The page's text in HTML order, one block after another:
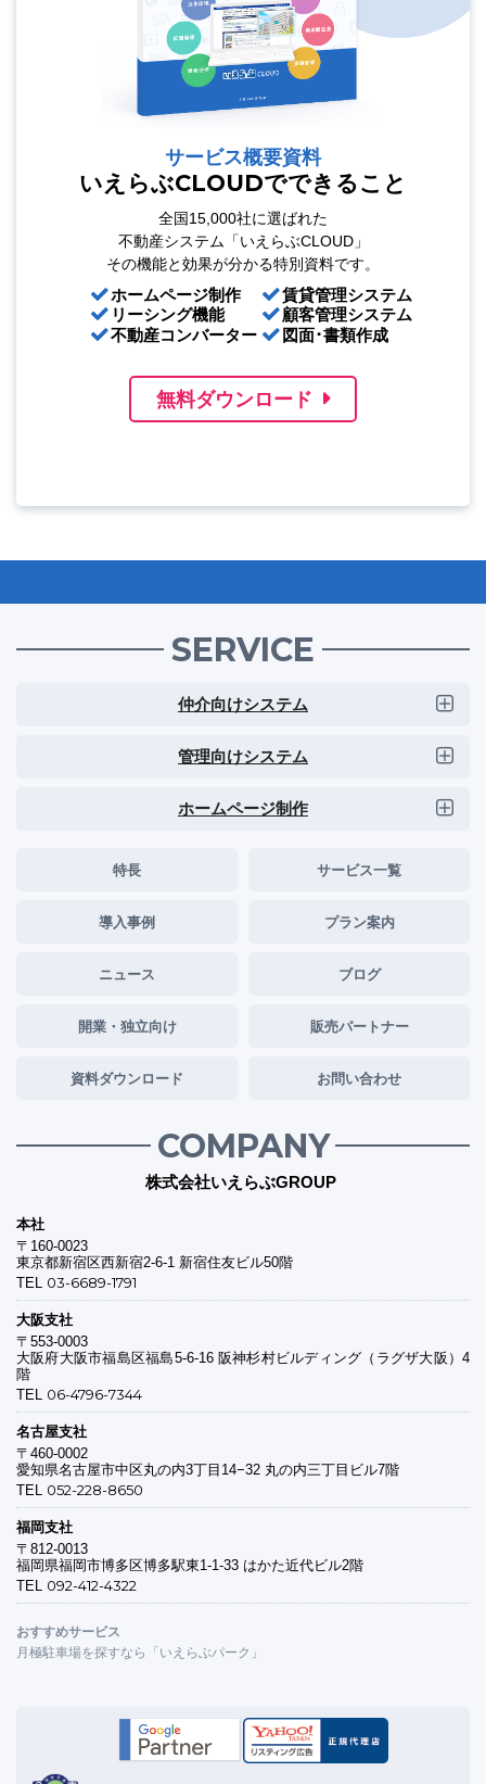
サービス概要資料
いえらぶCLOUDでできること
全国15,000社に選ばれた
不動産システム「いえらぶCLOUD」
その機能と効果が分かる特別資料です。
ホームページ制作
リーシング機能
不動産コンバーター
賃貸管理システム
顧客管理システム
図面･書類作成
無料ダウンロード
SERVICE
仲介向けシステム
管理向けシステム
ホームページ制作
特長 サービス一覧
導入事例 プラン案内
ニュース ブログ
開業・独立向け 販売パートナー
資料ダウンロード お問い合わせ
COMPANY
株式会社いえらぶGROUP
本社
〒160-0023
東京都新宿区西新宿2-6-1 新宿住友ビル50階
TEL 03-6689-1791
大阪支社
〒553-0003
大阪府大阪市福島区福島5-6-16 阪神杉村ビルディング（ラグザ大阪）4
階
TEL 06-4796-7344
名古屋支社
〒460-0002
愛知県名古屋市中区丸の内3丁目14−32 丸の内三丁目ビル7階
TEL 052-228-8650
福岡支社
〒812-0013
福岡県福岡市博多区博多駅東1-1-33 はかた近代ビル2階
TEL 092-412-4322
おすすめサービス
月極駐車場を探すなら「いえらぶパーク」